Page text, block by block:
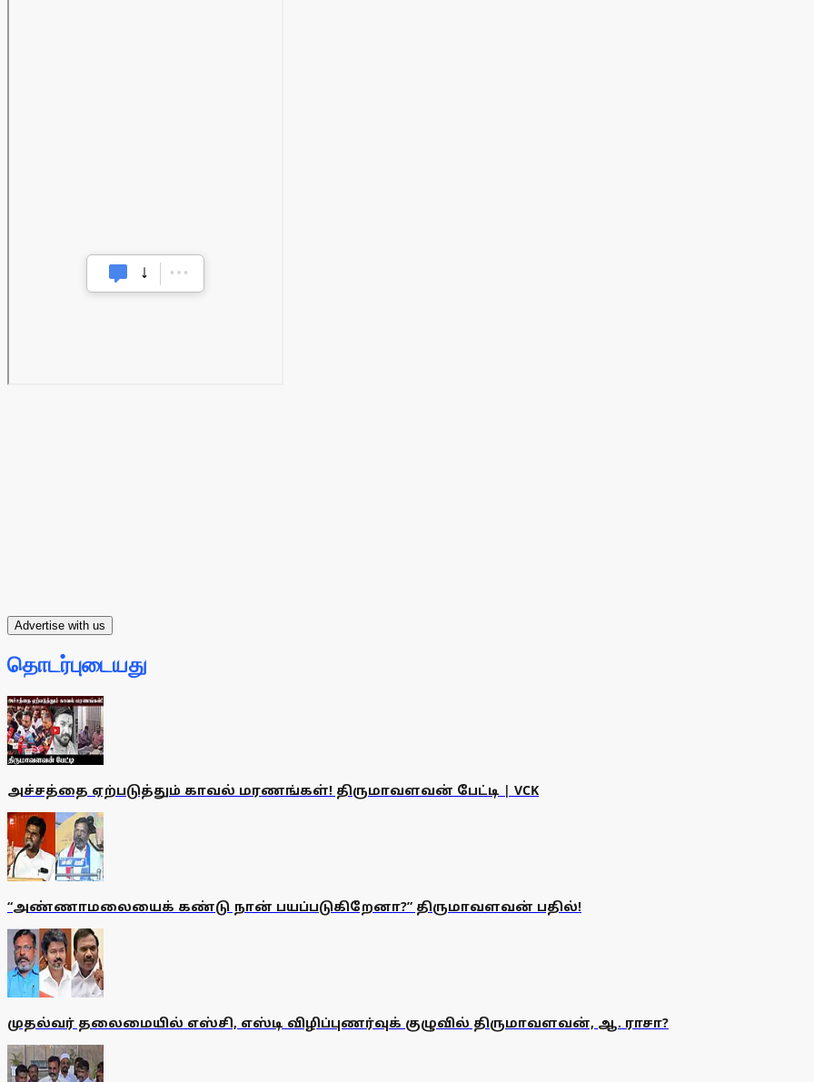
Advertise with us
தொடர்புடையது
அச்சத்தை ஏற்படுத்தும் காவல் மரணங்கள்! திருமாவளவன் பேட்டி | VCK
“அண்ணாமலையைக் கண்டு நான் பயப்படுகிறேனா?” திருமாவளவன் பதில்!
முதல்வர் தலைமையில் எஸ்சி, எஸ்டி விழிப்புணர்வுக் குழுவில் திருமாவளவன், ஆ. ராசா?